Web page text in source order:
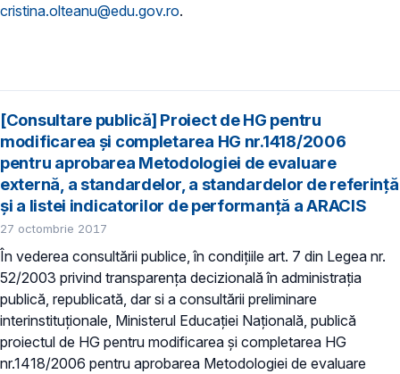
cristina.olteanu@edu.gov.ro.
[Consultare publică] Proiect de HG pentru
modificarea și completarea HG nr.1418/2006
pentru aprobarea Metodologiei de evaluare
externă, a standardelor, a standardelor de referință
și a listei indicatorilor de performanță a ARACIS
27 octombrie 2017
În vederea consultării publice, în condiţiile art. 7 din Legea nr.
52/2003 privind transparenţa decizională în administraţia
publică, republicată, dar si a consultării preliminare
interinstituționale, Ministerul Educaţiei Naţională, publică
proiectul de HG pentru modificarea și completarea HG
nr.1418/2006 pentru aprobarea Metodologiei de evaluare